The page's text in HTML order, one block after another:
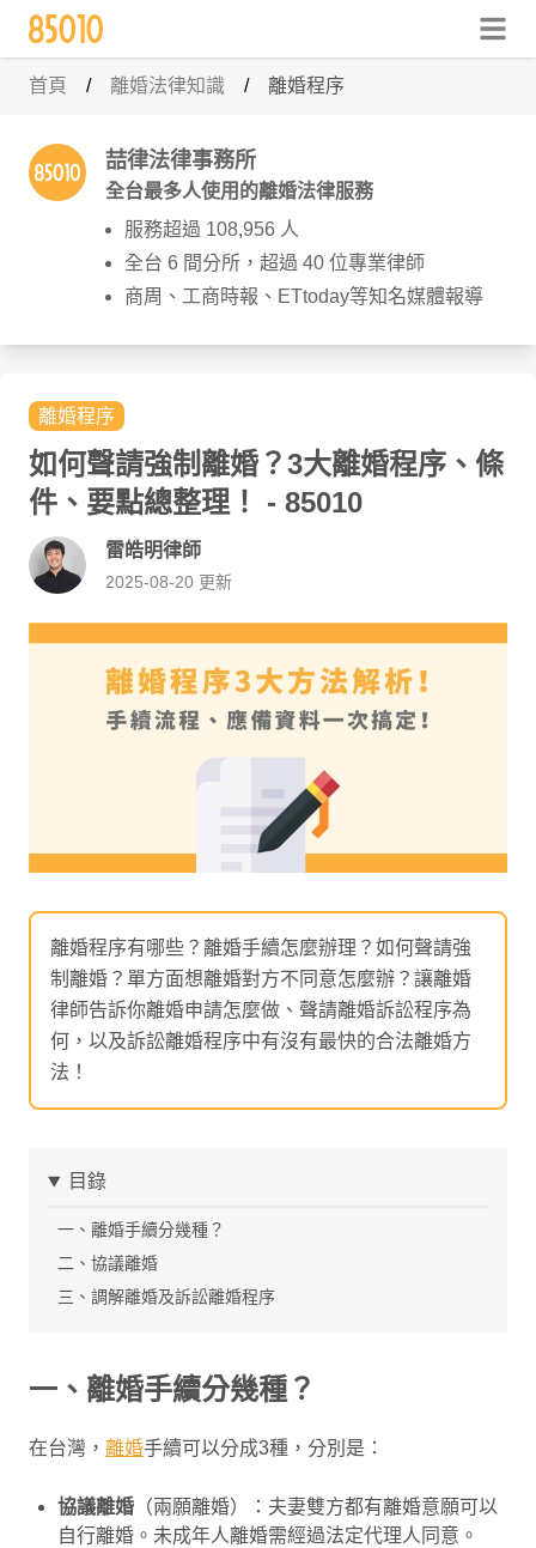
首頁 / 離婚法律知識 / 離婚程序
喆律法律事務所
全台最多人使用的離婚法律服務
服務超過 108,956 人
全台 6 間分所，超過 40 位專業律師
商周、工商時報、ETtoday等知名媒體報導
離婚程序
如何聲請強制離婚？3大離婚程序、條
件、要點總整理！
- 85010
雷皓明律師
2025-08-20 更新
離婚程序有哪些？離婚手續怎麼辦理？如何聲請強
制離婚？單方面想離婚對方不同意怎麼辦？讓離婚
律師告訴你離婚申請怎麼做、聲請離婚訴訟程序為
何，以及訴訟離婚程序中有沒有最快的合法離婚方
法！
目錄
一、離婚手續分幾種？
二、協議離婚
三、調解離婚及訴訟離婚程序
一、離婚手續分幾種？
在台灣， 離婚手續可以分成3種，分別是：
協議離婚 （兩願離婚）：夫妻雙方都有離婚意願可以
自行離婚。未成年人離婚需經過法定代理人同意。